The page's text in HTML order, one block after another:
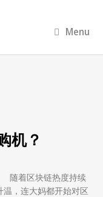
Menu
机？
随着区块链热度持续
温，连大妈都开始对区